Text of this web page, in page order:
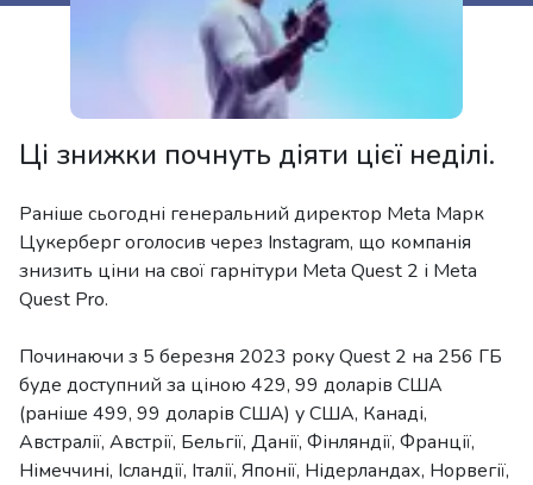
Ці знижки почнуть діяти цієї неділі.
Раніше сьогодні генеральний директор Meta Марк
Цукерберг оголосив через Instagram, що компанія
знизить ціни на свої гарнітури Meta Quest 2 і Meta
Quest Pro.
Починаючи з 5 березня 2023 року Quest 2 на 256 ГБ
буде доступний за ціною 429, 99 доларів США
(раніше 499, 99 доларів США) у США, Канаді,
Австралії, Австрії, Бельгії, Данії, Фінляндії, Франції,
Німеччині, Ісландії, Італії, Японії, Нідерландах, Норвегії,